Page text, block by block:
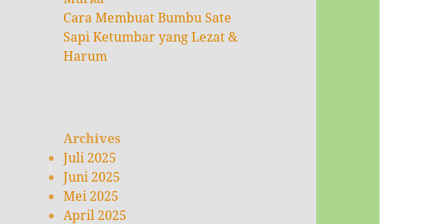
Cara Membuat Bumbu Sate
Sapi Ketumbar yang Lezat &
Harum
Archives
Juli 2025
Juni 2025
Mei 2025
April 2025